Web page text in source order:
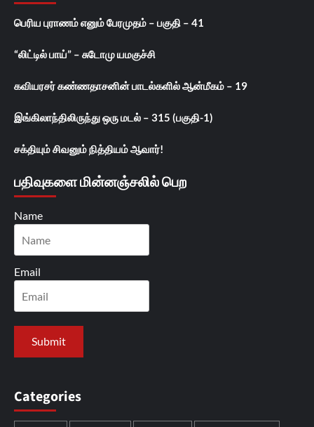
பெரிய புராணம் எனும் பேரமுதம் – பகுதி – 41
“லிட்டில் பாய்” – சுடோமு யமகுச்சி
கவியரசர் கண்ணதாசனின் பாடல்களில் ஆன்மீகம் – 19
இங்கிலாந்திலிருந்து ஒரு மடல் – 315 (பகுதி-1)
சக்தியும் சிவனும் நித்தியம் ஆவார்!
பதிவுகளை மின்னஞ்சலில் பெற
Name
Email
Categories